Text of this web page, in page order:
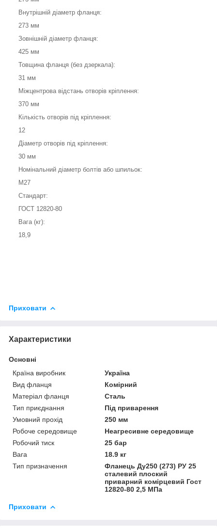
Внутрішній діаметр фланця:
273 мм
Зовнішній діаметр фланця:
425 мм
Товщина фланця (без дзеркала):
31 мм
Міжцентрова відстань отворів кріплення:
370 мм
Кількість отворів під кріплення:
12
Діаметр отворів під кріплення:
30 мм
Номінальний діаметр болтів або шпильок:
М27
Стандарт:
ГОСТ 12820-80
Вага (кг):
18,9
Приховати
Характеристики
Основні
Країна виробник
Україна
Вид фланця
Комірний
Матеріал фланця
Сталь
Тип приєднання
Під приварення
Умовний прохід
250 мм
Робоче середовище
Неагресивне середовище
Робочий тиск
25 бар
Вага
18.9 кг
Тип призначення
Фланець Ду250 (273) РУ 25
сталевий плоский
приварний комірцевий Гост
12820-80 2,5 МПа
Приховати